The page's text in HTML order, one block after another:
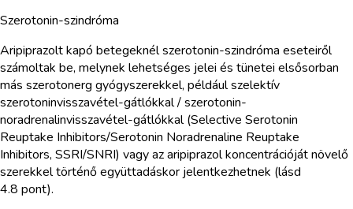
Szerotonin-szindróma
Aripiprazolt kapó betegeknél szerotonin-szindróma eseteiről
számoltak be, melynek lehetséges jelei és tünetei elsősorban
más szerotonerg gyógyszerekkel, például szelektív
szerotoninvisszavétel-gátlókkal / szerotonin-
noradrenalinvisszavétel-gátlókkal (Selective Serotonin
Reuptake Inhibitors/Serotonin Noradrenaline Reuptake
Inhibitors, SSRI/SNRI) vagy az aripiprazol koncentrációját növelő
szerekkel történő együttadáskor jelentkezhetnek (lásd
4.8 pont).